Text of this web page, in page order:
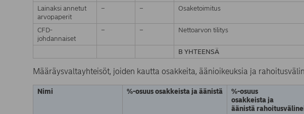
Lainaksi annetut
arvopaperit
− − Osaketoimitus
CFD-
johdannaiset
− − Nettoarvon tilitys
B YHTEENSÄ
Määräysvaltayhteisöt, joiden kautta osakkeita, äänioikeuksia ja
Nimi %-osuus osakkeista ja äänistä
%-osuus
osakkeista ja
äänistä